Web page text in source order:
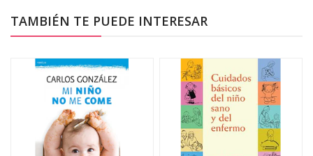
TAMBIÉN TE PUEDE INTERESAR